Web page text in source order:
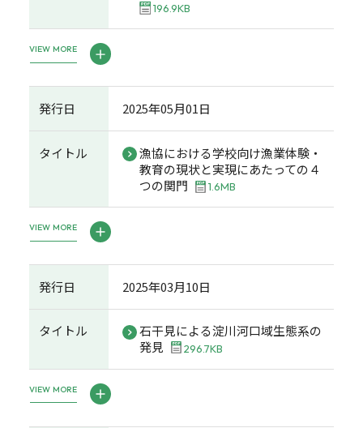
196.9KB
VIEW MORE
発行日 2025年05月01日
タイトル
漁協における学校向け漁業体験・
教育の現状と実現にあたっての４
つの関門
1.6MB
VIEW MORE
発行日 2025年03月10日
タイトル
石干見による淀川河口域生態系の
発見
296.7KB
VIEW MORE